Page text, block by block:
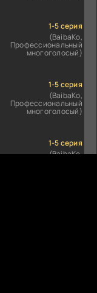
1-5 серия
(BaibaKo,
Профессиональный
многоголосый)
1-5 серия
(BaibaKo,
Профессиональный
многоголосый)
1-5 серия
(BaibaKo,